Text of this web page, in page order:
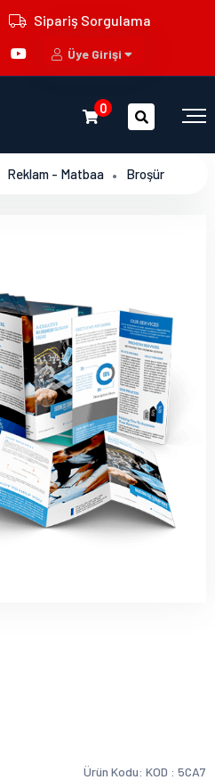
Sipariş Sorgulama
Üye Girişi
0
Reklam - Matbaa Broşür
Ürün Kodu: KOD : 5CA7